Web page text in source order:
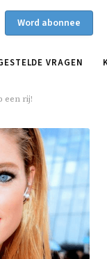
Word abonnee
VRAGEN
een rij!